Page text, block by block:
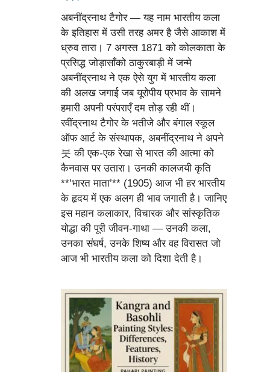
अबनींद्रनाथ टैगोर — यह नाम भारतीय कला
के इतिहास में उसी तरह अमर है जैसे आकाश में
ध्रुव तारा। 7 अगस्त 1871 को कोलकाता के
प्रसिद्ध जोड़ासाँको ठाकुरबाड़ी में जन्मे
अबनींद्रनाथ ने एक ऐसे युग में भारतीय कला
की अलख जगाई जब यूरोपीय प्रभाव के सामने
हमारी अपनी परंपराएँ दम तोड़ रही थीं।
रवींद्रनाथ टैगोर के भतीजे और बंगाल स्कूल
ऑफ आर्ट के संस्थापक, अबनींद्रनाथ ने अपने
붓 की एक-एक रेखा से भारत की आत्मा को
कैनवास पर उतारा। उनकी कालजयी कृति
**’भारत माता’** (1905) आज भी हर भारतीय
के हृदय में एक अलग ही भाव जगाती है। जानिए
इस महान कलाकार, विचारक और सांस्कृतिक
योद्धा की पूरी जीवन-गाथा — उनकी कला,
उनका संघर्ष, उनके शिष्य और वह विरासत जो
आज भी भारतीय कला को दिशा देती है।